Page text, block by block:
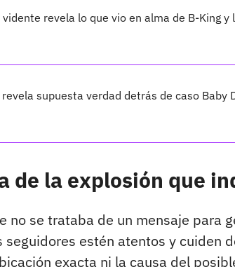
vidente revela lo que vio en alma de B-King
supuesta verdad detrás de caso Baby
de la explosión que
no se trataba de un mensaje para
seguidores estén atentos y cuiden
exacta ni la causa del